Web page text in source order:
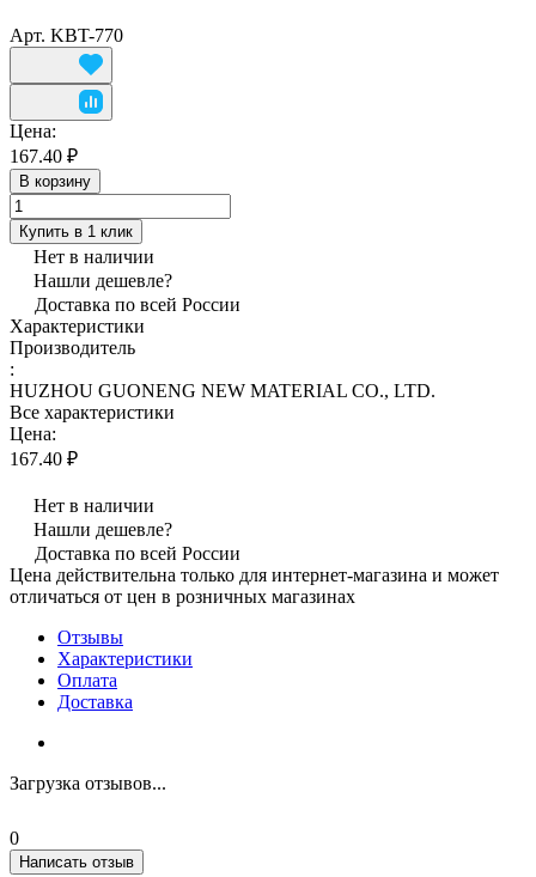
Арт. KBT-770
Цена:
167.40 ₽
В корзину
Купить в 1 клик
Нет в наличии
Нашли дешевле?
Доставка по всей России
Характеристики
Производитель
:
HUZHOU GUONENG NEW MATERIAL CO., LTD.
Все характеристики
Цена:
167.40 ₽
Нет в наличии
Нашли дешевле?
Доставка по всей России
Цена действительна только для интернет-магазина и может
отличаться от цен в розничных магазинах
Отзывы
Характеристики
Оплата
Доставка
Загрузка отзывов...
0
Написать отзыв